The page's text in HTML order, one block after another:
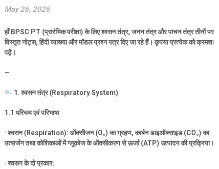
May 26, 2026
हाँ BPSC PT (प्रारंभिक परीक्षा) के लिए श्वसन तंत्र,जनन तंत्र और पाचन तंत्र तीनों पर
विस्तृत नोट्स,हिंदी व्याख्या और मॉडल प्रश्न पत्र दिए जा रहे हैं। कृपया प्रत्येक को क्रमशः
पढ़ें।
—
1.श्वसन तंत्र (Respiratory System)
1.1 परिचय एवं परिभाषा
·श्वसन (Respiration): ऑक्सीजन (O₂)का ग्रहण,कार्बन डाइऑक्साइड (CO₂)का
उत्सर्जन तथा कोशिकाओं में ग्लूकोज के ऑक्सीकरण से ऊर्जा (ATP)उत्पादन की प्रक्रिया।
·श्वसन के दो प्रकार: